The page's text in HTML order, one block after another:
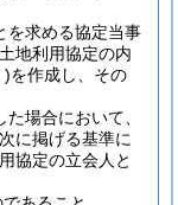
を求める協定当事
地利用協定の内
)を作成し、その
場合において、
に掲げる基準に
協定の立会人と